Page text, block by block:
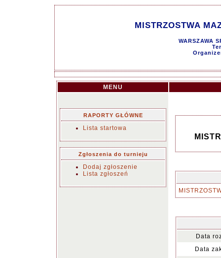
MISTRZOSTWA
WARSZAWA
MENU
RAPORTY GŁÓWNE
Lista startowa
Zgłoszenia do turnieju
Dodaj zgłoszenie
Lista zgłoszeń
Data
Data